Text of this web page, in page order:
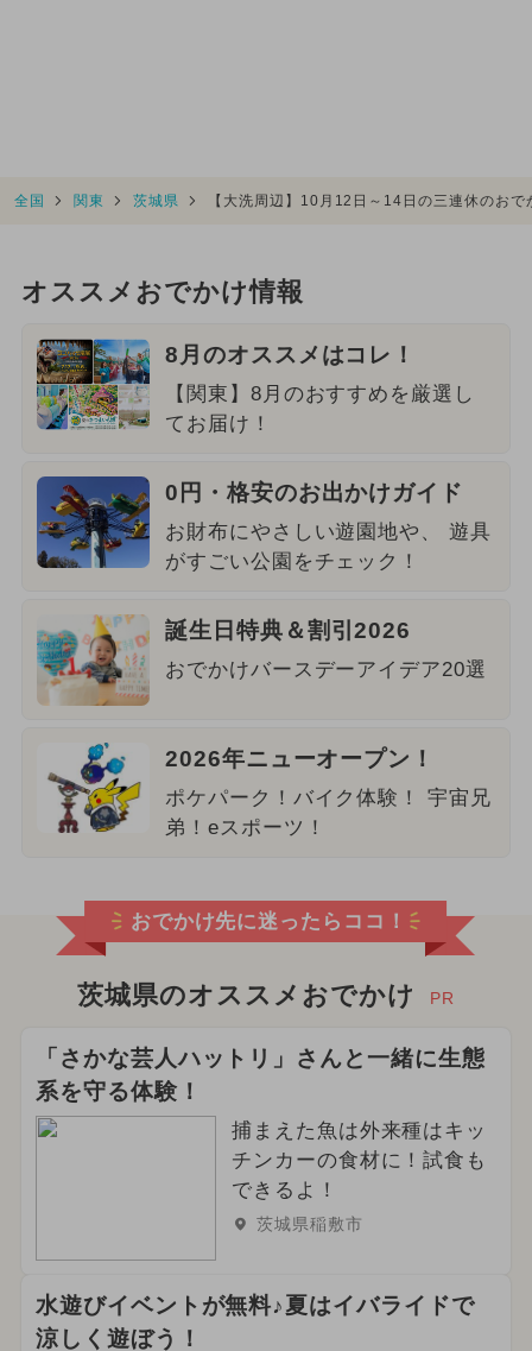
全国 関東 茨城県 【大洗周辺】10月12日～14日の三連休のお
オススメおでかけ情報
8月のオススメはコレ！
【関東】8月のおすすめを厳選し
てお届け！
0円・格安のお出かけガイド
お財布にやさしい遊園地や、 遊具
がすごい公園をチェック！
誕生日特典＆割引2026
おでかけバースデーアイデア20選
2026年ニューオープン！
ポケパーク！バイク体験！ 宇宙兄
弟！eスポーツ！
おでかけ先に迷ったらココ！
茨城県のオススメおでかけ PR
「さかな芸人ハットリ」さんと一緒に生態
系を守る体験！
捕まえた魚は外来種はキッ
チンカーの食材に！試食も
できるよ！
茨城県稲敷市
水遊びイベントが無料♪夏はイバライドで
涼しく遊ぼう！